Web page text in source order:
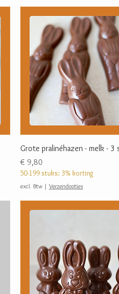
Grote pralinéhazen - melk - 3
Prijs
€ 9,80
50-199 stuks: 3% korting
excl. Btw | Verzendopties